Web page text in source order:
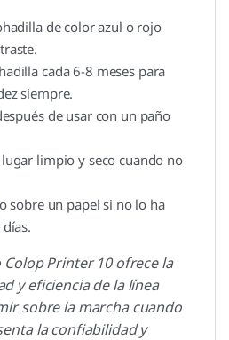
de color azul o rojo
cada 6-8 meses para
siempre.
de usar con un paño
limpio y seco cuando no
sobre un papel si no lo ha
Printer 10 ofrece la
y eficiencia de la línea
sobre la marcha cuando
la confiabilidad y